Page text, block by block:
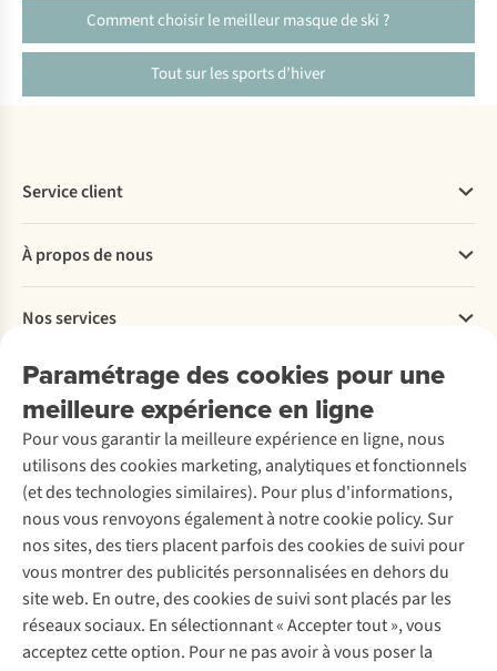
Comment choisir le meilleur masque de ski ?
Tout sur les sports d’hiver
Paramétrage des cookies pour une
meilleure expérience en ligne
Pour vous garantir la meilleure expérience en ligne, nous
utilisons des cookies marketing, analytiques et fonctionnels
(et des technologies similaires). Pour plus d'informations,
nous vous renvoyons également à notre cookie policy. Sur
nos sites, des tiers placent parfois des cookies de suivi pour
vous montrer des publicités personnalisées en dehors du
site web. En outre, des cookies de suivi sont placés par les
réseaux sociaux. En sélectionnant « Accepter tout », vous
acceptez cette option. Pour ne pas avoir à vous poser la
Service client
Commander
Payer
Livraison
Rétractation d'une commande
Entretien & réparations
Garantie
Contactez-nous
À propos de nous
Explore More
À propos d’Ayacucho
Nos magasins
À propos d’A.S.Adventure
Déclaration d'accessibilité
Nos services
Location / Location sports d’hiver
Entretien de ski
Service de lavage
Entretien de chaussures
Réparation de chaussures
Réparation de vêtements
Retouches
Pour les entreprises
Découvrez
A.S.Magazine
Explore Camp
Gear Check
Expertise & conseils
Abonnez-vous à la newsletter
Suivez-nous